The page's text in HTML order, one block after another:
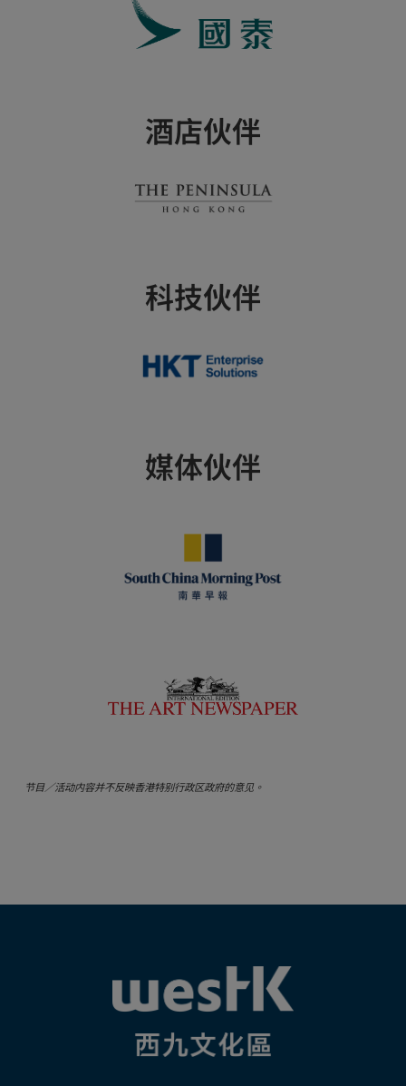
酒店伙伴
科技伙伴
媒体伙伴
节目／活动内容并不反映香港特别行政区政府的意见。